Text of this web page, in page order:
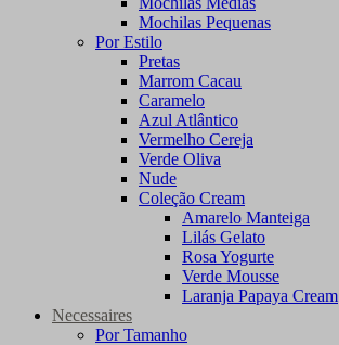
Mochilas Pequenas
Por Estilo
Pretas
Marrom Cacau
Caramelo
Azul Atlântico
Vermelho Cereja
Verde Oliva
Nude
Coleção Cream
Amarelo Manteiga
Lilás Gelato
Rosa Yogurte
Verde Mousse
Laranja Papaya Cream
Necessaires
Por Tamanho